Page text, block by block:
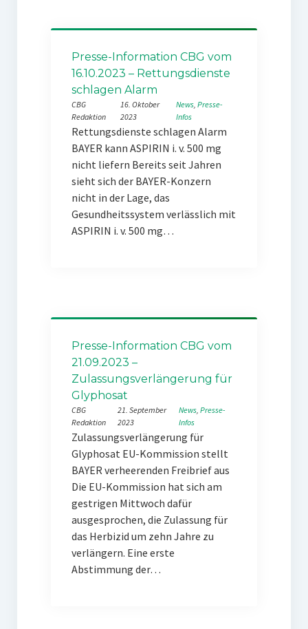
Presse-Information CBG vom
16.10.2023 – Rettungsdienste
schlagen Alarm
CBG
Redaktion
16. Oktober
2023
News, Presse-
Infos
Rettungsdienste schlagen Alarm
BAYER kann ASPIRIN i. v. 500 mg
nicht liefern Bereits seit Jahren
sieht sich der BAYER-Konzern
nicht in der Lage, das
Gesundheitssystem verlässlich mit
ASPIRIN i. v. 500 mg…
Presse-Information CBG vom
21.09.2023 –
Zulassungsverlängerung für
Glyphosat
CBG
Redaktion
21. September
2023
News, Presse-
Infos
Zulassungsverlängerung für
Glyphosat EU-Kommission stellt
BAYER verheerenden Freibrief aus
Die EU-Kommission hat sich am
gestrigen Mittwoch dafür
ausgesprochen, die Zulassung für
das Herbizid um zehn Jahre zu
verlängern. Eine erste
Abstimmung der…